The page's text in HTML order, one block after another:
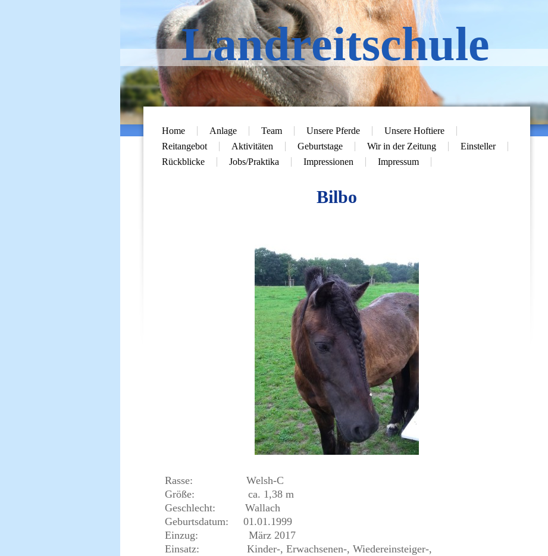
Landreitschule
Home Anlage Team Unsere Pferde
Unsere Hoftiere
Reitangebot
Aktivitäten Geburtstage Wir in der Zeitung
Einsteller
Rückblicke
Jobs/Praktika Impressionen Impressum
Bilbo
Rasse: Welsh-C
Größe: ca. 1,38 m
Geschlecht: Wallach
Geburtsdatum: 01.01.1999
Einzug: März 2017
Einsatz: Kinder-, Erwachsenen-, Wiedereinsteiger-,